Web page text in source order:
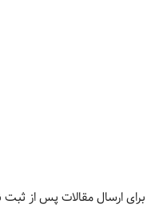
برای ارسال مقالات پس از ثبت